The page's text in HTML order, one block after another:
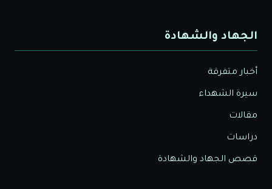
الجهاد والشهادة
أخبار متفرقة
سيرة الشهداء
مقالات
دراسات
قصص الجهاد والشهادة